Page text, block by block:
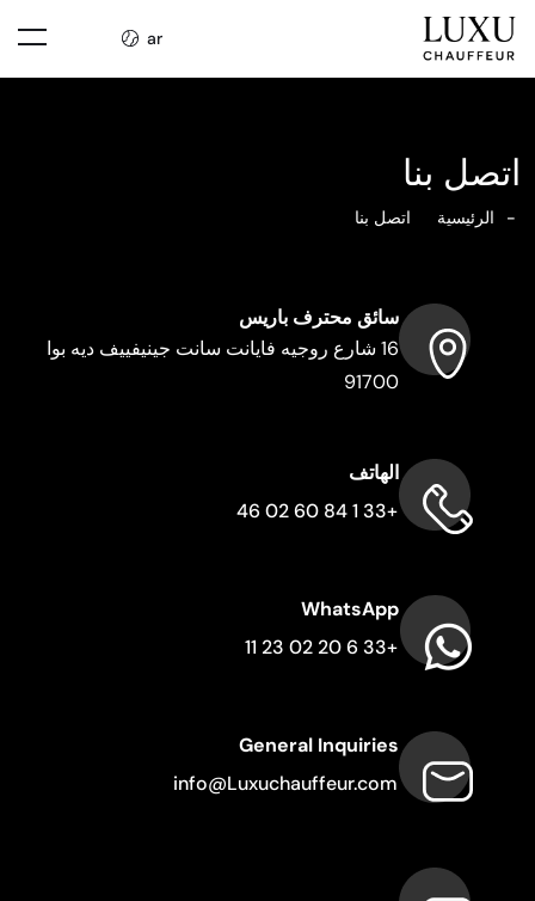
ar
اتصل بنا
الرئيسية اتصل بنا
سائق محترف باريس
16 شارع روجيه فايانت سانت جينيفييف ديه بوا
91700
الهاتف
+33 1 84 60 02 46
WhatsApp
+33 6 20 02 23 11
General Inquiries
info@Luxuchauffeur.com